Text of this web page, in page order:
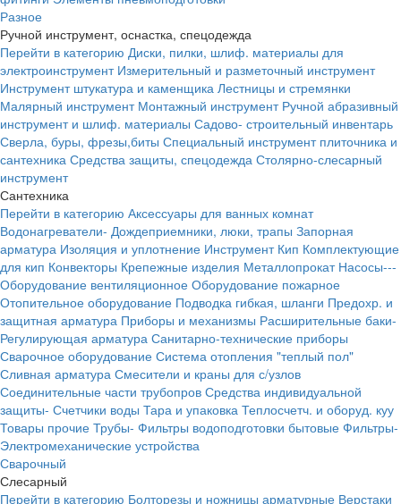
Разное
Ручной инструмент, оснастка, спецодежда
Перейти в категорию Диски, пилки, шлиф. материалы для
электроинструмент Измерительный и разметочный инструмент
Инструмент штукатура и каменщика Лестницы и стремянки
Малярный инструмент Монтажный инструмент Ручной абразивный
инструмент и шлиф. материалы Садово- строительный инвентарь
Сверла, буры, фрезы,биты Специальный инструмент плиточника и
сантехника Средства защиты, спецодежда Столярно-слесарный
инструмент
Сантехника
Перейти в категорию Аксессуары для ванных комнат
Водонагреватели- Дождеприемники, люки, трапы Запорная
арматура Изоляция и уплотнение Инструмент Кип Комплектующие
для кип Конвекторы Крепежные изделия Металлопрокат Насосы---
Оборудование вентиляционное Оборудование пожарное
Отопительное оборудование Подводка гибкая, шланги Предохр. и
защитная арматура Приборы и механизмы Расширительные баки-
Регулирующая арматура Санитарно-технические приборы
Сварочное оборудование Система отопления "теплый пол"
Сливная арматура Смесители и краны для с/узлов
Соединительные части трубопров Средства индивидуальной
защиты- Счетчики воды Тара и упаковка Теплосчетч. и оборуд. куу
Товары прочие Трубы- Фильтры водоподготовки бытовые Фильтры-
Электромеханические устройства
Сварочный
Слесарный
Перейти в категорию Болторезы и ножницы арматурные Верстаки